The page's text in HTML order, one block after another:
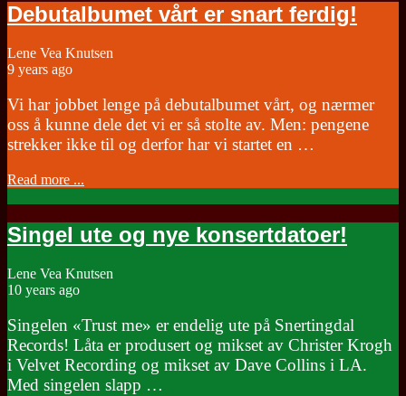
Debutalbumet vårt er snart ferdig!
Lene Vea Knutsen
9 years ago
Vi har jobbet lenge på debutalbumet vårt, og nærmer
oss å kunne dele det vi er så stolte av. Men: pengene
strekker ikke til og derfor har vi startet en …
Read more ...
Singel ute og nye konsertdatoer!
Lene Vea Knutsen
10 years ago
Singelen «Trust me» er endelig ute på Snertingdal
Records! Låta er produsert og mikset av Christer Krogh
i Velvet Recording og mikset av Dave Collins i LA.
Med singelen slapp …